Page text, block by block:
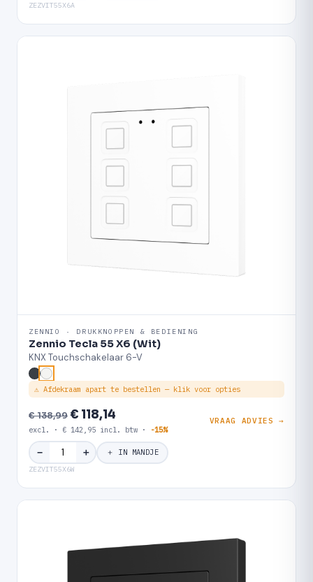
ZEZVIT55X6A
ZENNIO · DRUKKNOPPEN & BEDIENING
Zennio Tecla 55 X6 (Wit)
KNX Touchschakelaar 6-V
⚠ Afdekraam apart te bestellen — klik voor opties
€ 138,99€ 118,14
excl. · € 142,95 incl. btw · -15%
VRAAG ADVIES →
− ＋ ＋ IN MANDJE
ZEZVIT55X6W